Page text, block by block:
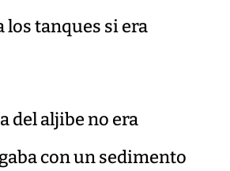
los tanques si era
del aljibe no era
con un sedimento